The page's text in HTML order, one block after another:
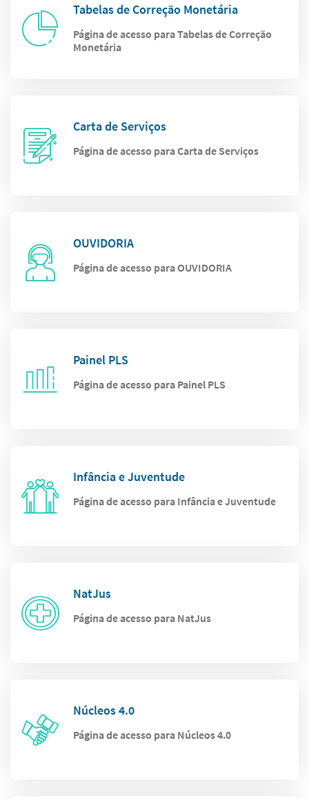
Tabelas de Correção Monetária
Página de acesso para Tabelas de Correção
Monetária
Carta de Serviços
Página de acesso para Carta de Serviços
OUVIDORIA
Página de acesso para OUVIDORIA
Painel PLS
Página de acesso para Painel PLS
Infância e Juventude
Página de acesso para Infância e Juventude
NatJus
Página de acesso para NatJus
Núcleos 4.0
Página de acesso para Núcleos 4.0